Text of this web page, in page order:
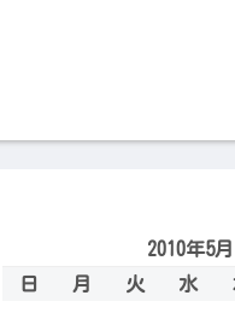
2010年5月
日
月 火 水